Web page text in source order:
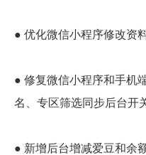
● 优化微信小程序修改资
● 修复微信小程序和手机
名、专区筛选同步后台开
● 新增后台增减爱豆和余